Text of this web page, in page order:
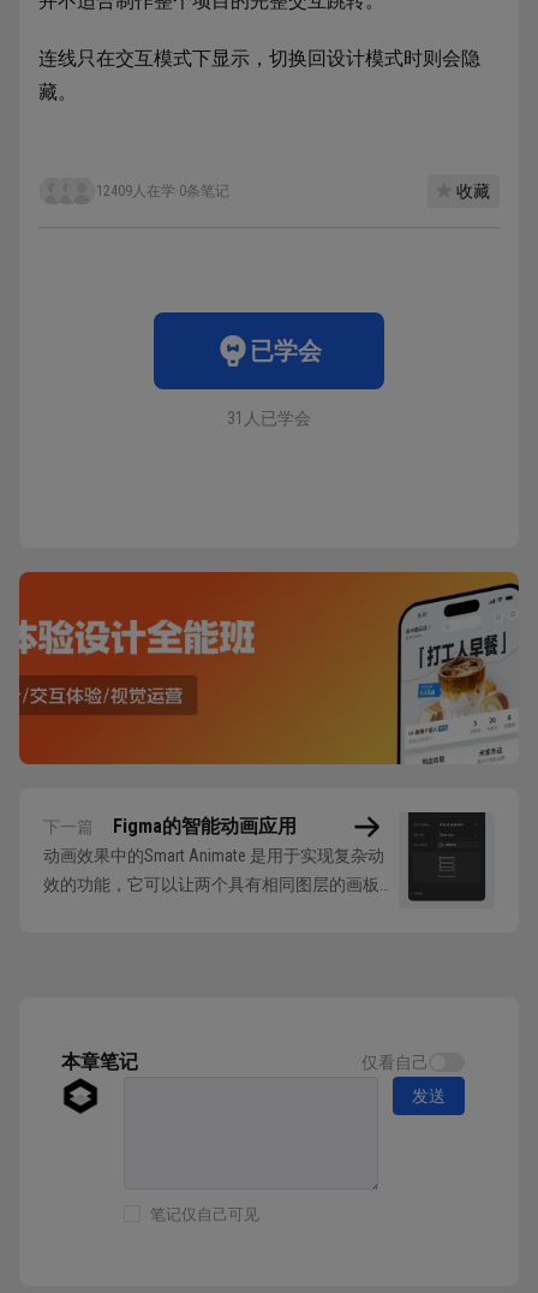
连线只在交互模式下显示，切换回设计模式时则会隐
藏。
12409人在学·0条笔记 收藏
已学会
31人已学会
下一篇 Figma的智能动画应用
动画效果中的Smart Animate 是用于实现复杂动
效的功能，它可以让两个具有相同图层的画板
本章笔记 仅看自己
笔记仅自己可见
发送